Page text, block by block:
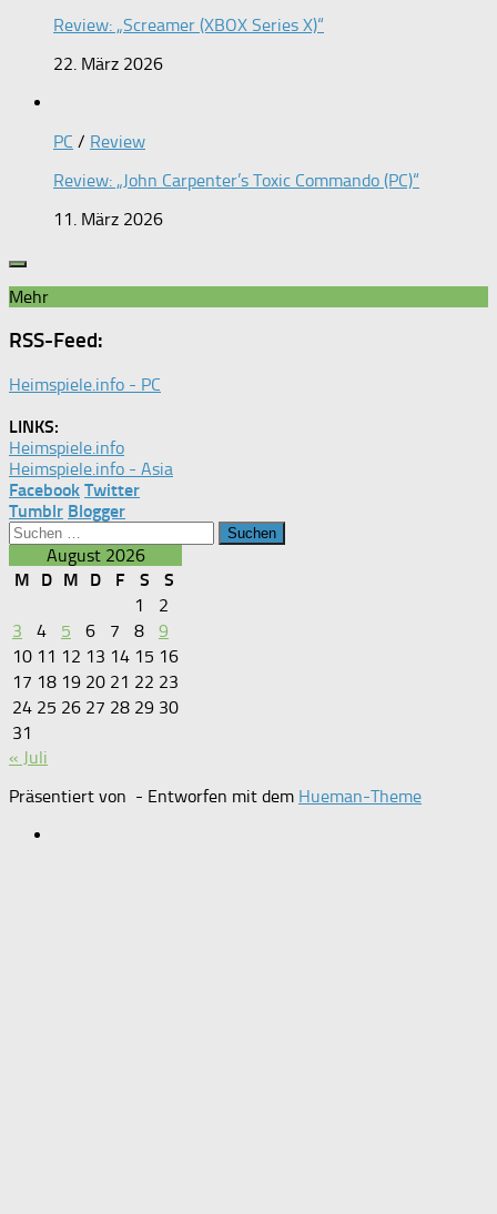
Review: „Screamer (XBOX Series X)“
22. März 2026
PC / Review
Review: „John Carpenter’s Toxic Commando (PC)“
11. März 2026
Mehr
RSS-Feed:
Heimspiele.info - PC
LINKS:
Heimspiele.info
Heimspiele.info - Asia
Facebook Twitter
Tumblr Blogger
Suchen
nach:August 2026
M
D M D F S
S
1
2
3
4 5 6 7 8
9
10 11 12 13 14 15 16
17 18 19 20 21 22 23
24 25 26 27 28 29 30
31
« Juli
Präsentiert von - Entworfen mit dem Hueman-Theme